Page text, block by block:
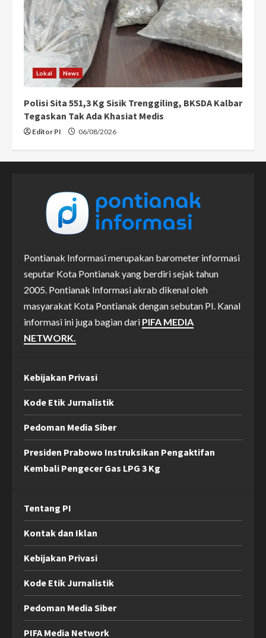
Lokal News
Polisi Sita 551,3 Kg Sisik Trenggiling, BKSDA Kalbar
Tegaskan Tak Ada Khasiat Medis
Editor PI 06/08/2026
Pontianak Informasi merupakan barometer informasi
seputar Kota Pontianak yang berdiri sejak tahun
2005. Pontianak Informasi akrab dikenal oleh
masyarakat Kota Pontianak dengan sebutan PI. Kanal
informasi ini juga bagian dari PIFA MEDIA
NETWORK.
Kebijakan Privasi
Kode Etik Jurnalistik
Pedoman Media Siber
Presiden Prabowo Instruksikan Pengaktifan
Kembali Pengecer Gas LPG 3 Kg
Tentang PI
Kontak dan Iklan
Kebijakan Privasi
Kode Etik Jurnalistik
Pedoman Media Siber
PIFA Media Network